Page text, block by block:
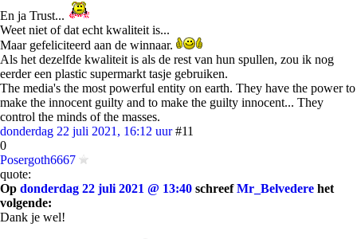
En ja Trust...
Weet niet of dat echt kwaliteit is...
Maar gefeliciteerd aan de winnaar.
Als het dezelfde kwaliteit is als de rest van hun spullen, zou ik nog
eerder een plastic supermarkt tasje gebruiken.
The media's the most powerful entity on earth. They have the power to
make the innocent guilty and to make the guilty innocent... They
control the minds of the masses.
donderdag 22 juli 2021, 16:12 uur #11
0
Posergoth6667
quote:
Op donderdag 22 juli 2021 @ 13:40 schreefMr_Belvedere het
volgende:
Dank je wel!